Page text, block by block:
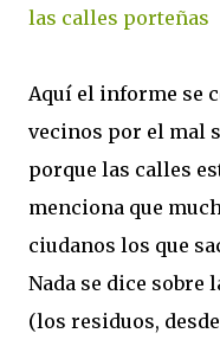
las calles porteñas
Aquí el informe se
vecinos por el mal
porque las calles
menciona que
ciudanos los que
Nada se dice sobre
(los residuos,